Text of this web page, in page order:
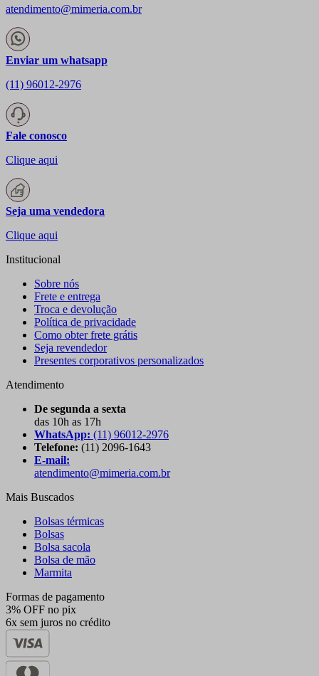
atendimento@mimeria.com.br
Enviar um whatsapp
(11) 96012-2976
Fale conosco
Clique aqui
Seja uma vendedora
Clique aqui
Institucional
Sobre nós
Frete e entrega
Troca e devolução
Política de privacidade
Como obter frete grátis
Seja revendedor
Presentes corporativos personalizados
Atendimento
De segunda a sexta
das 10h as 17h
WhatsApp: (11) 96012-2976
Telefone: (11) 2096-1643
E-mail:
atendimento@mimeria.com.br
Mais Buscados
Bolsas térmicas
Bolsas
Bolsa sacola
Bolsa de mão
Marmita
Formas de pagamento
3% OFF no pix
6x sem juros no crédito